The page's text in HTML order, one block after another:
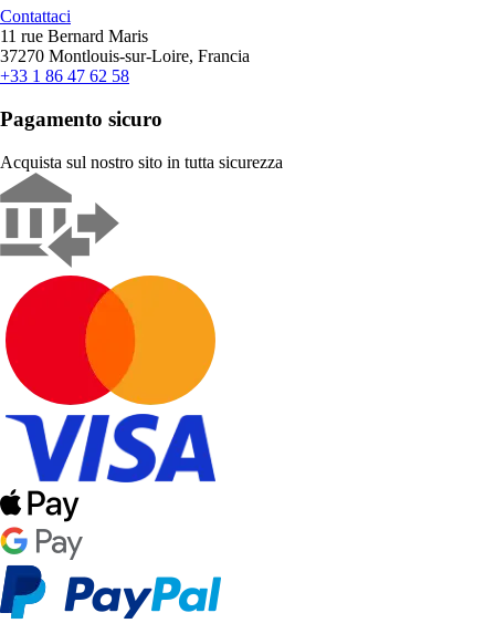
Contattaci
11 rue Bernard Maris
37270 Montlouis-sur-Loire, Francia
+33 1 86 47 62 58
Pagamento sicuro
Acquista sul nostro sito in tutta sicurezza